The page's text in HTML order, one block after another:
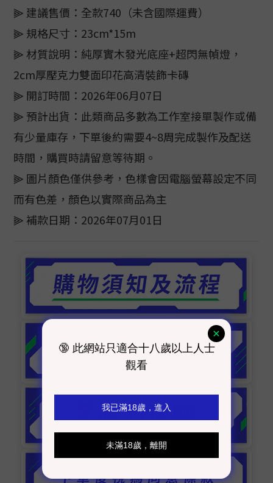
⫸ 建議售價：全款740（未含國際運費）
⫸ 規格尺寸：23cm*15m
⫸ 材質說明：純厚實木發光底座+超閃無幀燈，
2cm厚壓克力雙面印花高清裝飾卡磚
⫸ 開訂時間：2026年06月07日
⫸ 預計出貨：此類商品多數為工作室接單製作或備
有少量庫存，下單後約需要4~8周完成製作及配送
時間，購買時請留意等待期。
⫸ 圖片顏色僅供參考，色樣會因電腦螢幕設定不同
而有色差，顏色以實際商品為主
⫸ 補款日期：2026年07月01日